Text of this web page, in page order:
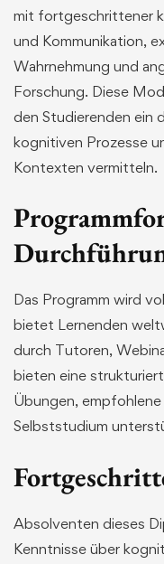
mit fortgeschrittener
und Kommunikation,
Wahrnehmung und
Forschung. Diese
den Studierenden ein
kognitiven Prozesse
Kontexten vermitteln.
Das Programm wird
bietet Lernenden
durch Tutoren,
bieten eine
Übungen,
Selbststudium
Absolventen dieses
Kenntnisse über